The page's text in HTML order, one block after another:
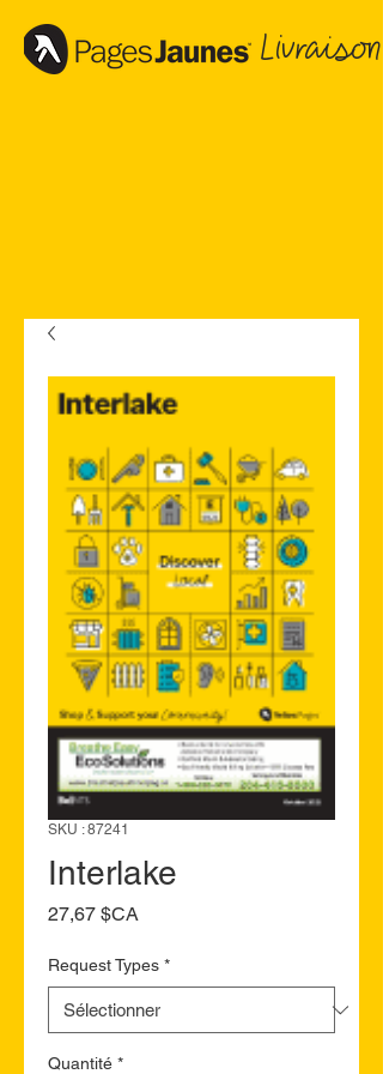
Livraison
SKU : 87241
Interlake
27,67 $CA
Request Types *
Quantité *